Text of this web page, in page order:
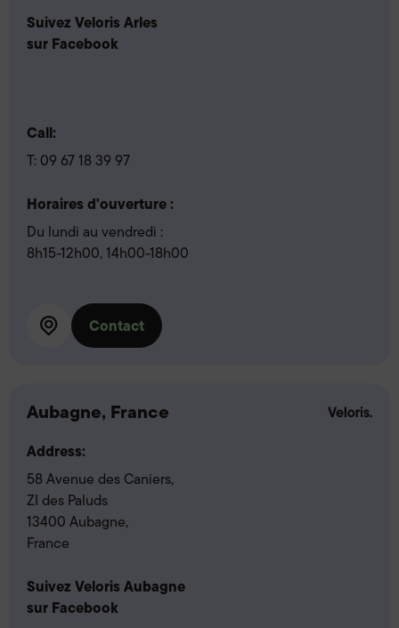
Suivez Veloris Arles
sur Facebook
Call:
T: 09 67 18 39 97
Horaires d'ouverture :
Du lundi au vendredi :
8h15-12h00, 14h00-18h00
Contact
Aubagne, France
Address:
58 Avenue des Caniers,
ZI des Paluds
13400 Aubagne,
France
Suivez Veloris Aubagne
sur Facebook